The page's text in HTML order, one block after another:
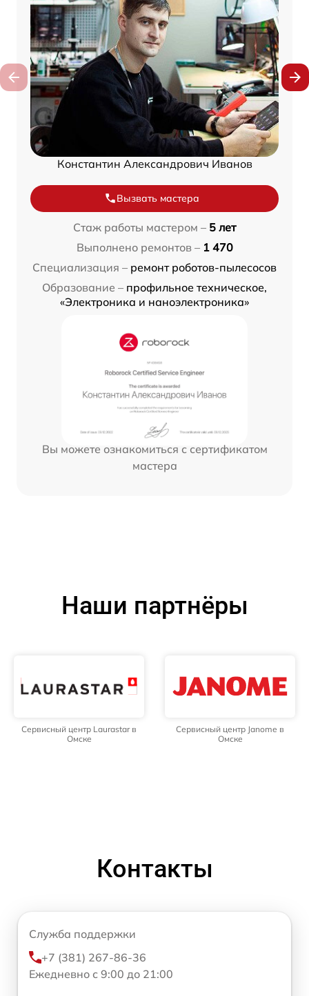
Константин Александрович Иванов
Вызвать мастера
Стаж работы мастером – 5 лет
Выполнено ремонтов – 1 470
Специализация – ремонт роботов-пылесосов
Образование – профильное техническое,
«Электроника и наноэлектроника»
Вы можете ознакомиться с сертификатом
мастера
Наши партнёры
Сервисный центр Laurastar в
Омске
Сервисный центр Janome в
Омске
Контакты
Служба поддержки
+7 (381) 267-86-36
Ежедневно с 9:00 до 21:00